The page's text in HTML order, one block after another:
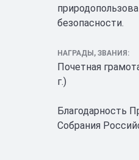
безопасности.
НАГРАДЫ, ЗВАНИЯ:
Почетная
г.)
Благодарность
Собрания